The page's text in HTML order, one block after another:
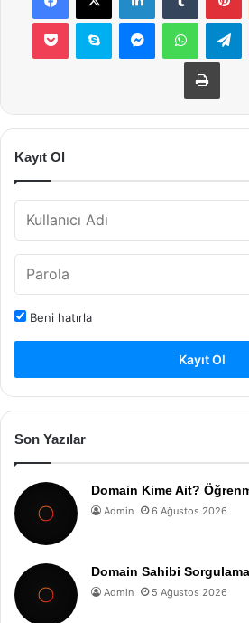
Pocket Skype Messenger
Kayıt Ol
Beni hatırla
Kayıt Ol
Son Yazılar
Domain Kime Ait?
Admin 6 Ağustos 2026
Domain Sahibi
Admin 5 Ağustos 2026